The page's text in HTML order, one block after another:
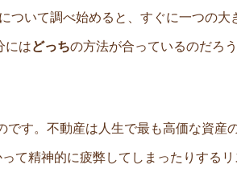
いて調べ始めると、すぐに一つの大
にはどっちの方法が合っているのだろ
す。不動産は人生で最も高価な資産
て精神的に疲弊してしまったりする